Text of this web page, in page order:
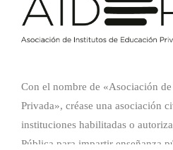
Con el nombre de «Asociación
Privada», créase una asociación
instituciones habilitadas o
Pública para impartir enseñanza